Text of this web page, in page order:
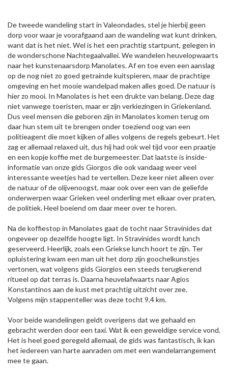
De tweede wandeling start in Valeondades, stel je hierbij geen
dorp voor waar je voorafgaand aan de wandeling wat kunt drinken,
want dat is het niet. Wel is het een prachtig startpunt, gelegen in
de wonderschone Nachtegaalvallei. We wandelen heuvelopwaarts
naar het kunstenaarsdorp Manolates. Af en toe even een aanslag
op de nog niet zo goed getrainde kuitspieren, maar de prachtige
omgeving en het mooie wandelpad maken alles goed. De natuur is
hier zo mooi. In Manolates is het een drukte van belang. Deze dag
niet vanwege toeristen, maar er zijn verkiezingen in Griekenland.
Dus veel mensen die geboren zijn in Manolates komen terug om
daar hun stem uit te brengen onder toeziend oog van een
politieagent die moet kijken of alles volgens de regels gebeurt. Het
zag er allemaal relaxed uit, dus hij had ook wel tijd voor een praatje
en een kopje koffie met de burgemeester. Dat laatste is inside-
informatie van onze gids Giorgos die ook vandaag weer veel
interessante weetjes had te vertellen. Deze keer niet alleen over
de natuur of de olijvenoogst, maar ook over een van de geliefde
onderwerpen waar Grieken veel onderling met elkaar over praten,
de politiek. Heel boeiend om daar meer over te horen.
Na de koffiestop in Manolates gaat de tocht naar Stravinides dat
ongeveer op dezelfde hoogte ligt. In Stravinides wordt lunch
geserveerd. Heerlijk, zoals een Griekse lunch hoort te zijn. Ter
opluistering kwam een man uit het dorp zijn goochelkunstjes
vertonen, wat volgens gids Giorgios een steeds terugkerend
ritueel op dat terras is. Daarna heuvelafwaarts naar Agios
Konstantinos aan de kust met prachtig uitzicht over zee.
Volgens mijn stappenteller was deze tocht 9,4 km.
Voor beide wandelingen geldt overigens dat we gehaald en
gebracht werden door een taxi. Wat ik een geweldige service vond.
Het is heel goed geregeld allemaal, de gids was fantastisch, ik kan
het iedereen van harte aanraden om met een wandelarrangement
mee te gaan.